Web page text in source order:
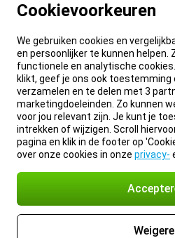
Cookievoorkeuren
We gebruiken cookies en
en persoonlijker te kunnen helpen.
functionele en analytische cookies.
klikt, geef je ons ook toestemming
verzamelen en te delen met 3
marketingdoeleinden. Zo kunnen
voor jou relevant zijn. Je kunt je
intrekken of wijzigen. Scroll
pagina en klik in de footer op
over onze cookies in onze privacy-